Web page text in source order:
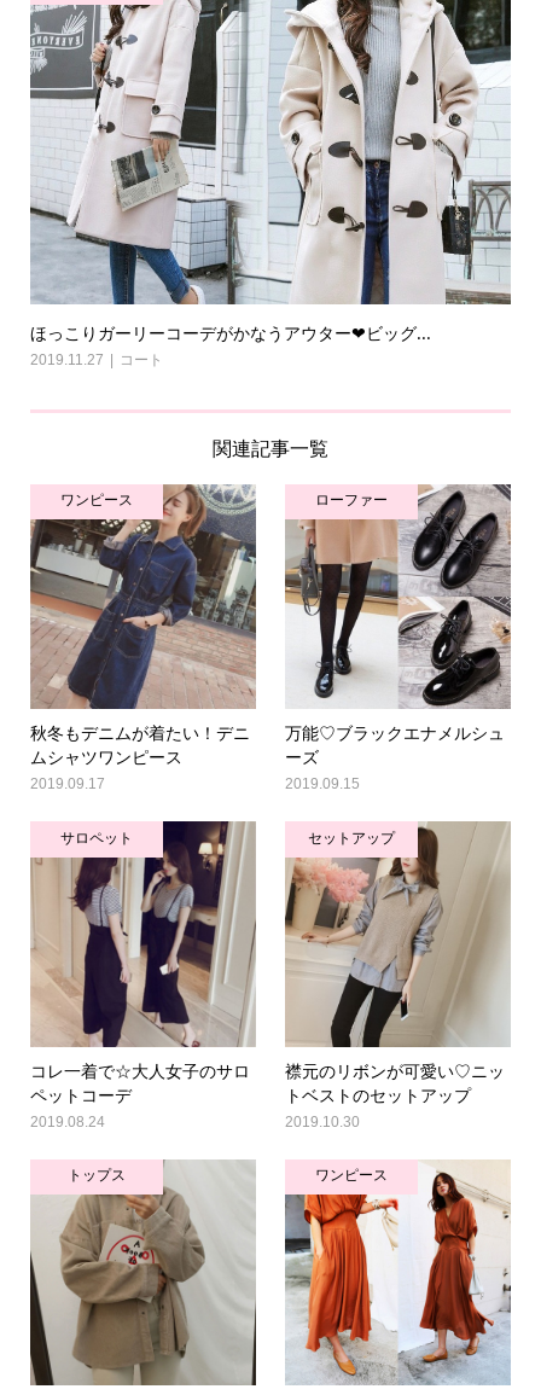
ほっこりガーリーコーデがかなうアウター❤ビッグ...
2019.11.27 コート
関連記事一覧
ワンピース
秋冬もデニムが着たい！デニ
ムシャツワンピース
2019.09.17
ローファー
万能♡ブラックエナメルシュ
ーズ
2019.09.15
サロペット
コレ一着で☆大人女子のサロ
ペットコーデ
2019.08.24
セットアップ
襟元のリボンが可愛い♡ニッ
トベストのセットアップ
2019.10.30
トップス ワンピース